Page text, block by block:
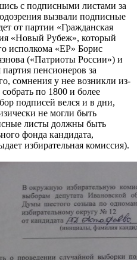
с подписными листами за
вызвали подписные
от партии «Гражданская
«Новый Рубеж», который
исполкома «ЕР» Борис
(«Патриоты России») и
пенсионеров за
сомнения у нее возникли из-
по 1800 и более
подписей велся и в дни,
не могли быть
листы должны быть
фонда кандидата,
избирательная комиссия).